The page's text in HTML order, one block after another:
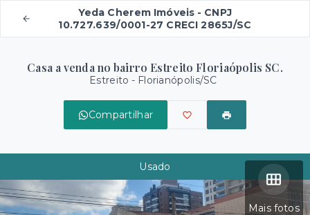
Yeda Cherem Imóveis - CNPJ
10.727.639/0001-27 CRECI 2865J/SC
Casa a venda no bairro Estreito Floriaópolis SC.
Estreito - Florianópolis/SC
Compartilhar
Mais fotos
Usado